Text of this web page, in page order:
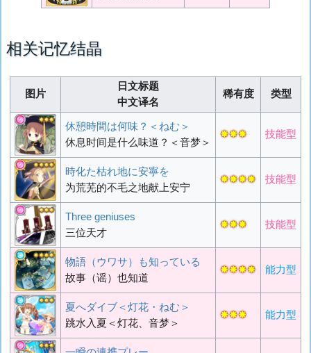
相关记忆结晶
图片
日文标题
中文译名
稀有度 类型
休憩時間は何味？＜ねむ＞
休息时间是什么味道？＜音梦＞
✸✸✸ 技能型
時化た枯れ地に安寧を
为荒芜的不毛之地献上安宁
✸✸✸✸ 技能型
Three geniuses
三位天才
✸✸✸ 技能型
物語（ウワサ）も知っている
故事（谣）也知道
✸✸✸✸ 能力型
夏へダイブ＜灯花・ねむ＞
跳水入夏＜灯花、音梦＞
✸✸✸ 能力型